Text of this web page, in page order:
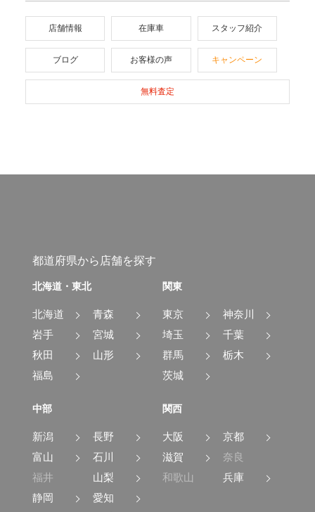
店舗情報 在庫車 スタッフ紹介
ブログ お客様の声 キャンペーン
無料査定
都道府県から店舗を探す
北海道・東北
北海道
青森
岩手
宮城
秋田
山形
福島
関東
東京
神奈川
埼玉
千葉
群馬
栃木
茨城
中部
新潟
長野
富山
石川
福井
山梨
静岡
愛知
関西
大阪
京都
滋賀
奈良
和歌山
兵庫